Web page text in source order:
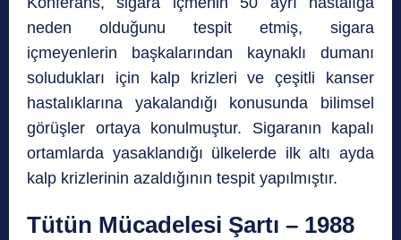
neden olduğunu tespit etmiş, sigara
içmeyenlerin başkalarından kaynaklı dumanı
soludukları için kalp krizleri ve çeşitli kanser
hastalıklarına yakalandığı konusunda bilimsel
görüşler ortaya konulmuştur. Sigaranın kapalı
ortamlarda yasaklandığı ülkelerde ilk altı ayda
kalp krizlerinin azaldığının tespit yapılmıştır.
Tütün Mücadelesi Şartı – 1988